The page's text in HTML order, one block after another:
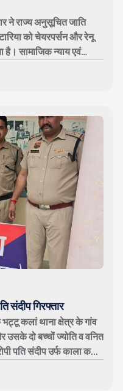
ने राज्य अनुसूचित जाति
को चेयरपर्सन और रेनू
है। सामाजिक न्याय एवं
संदीप गिरफ्तार
कलां थाना क्षेत्र के गांव
उसके दो बच्चों ज्योति व वनित
पति संदीप उर्फ काला क...